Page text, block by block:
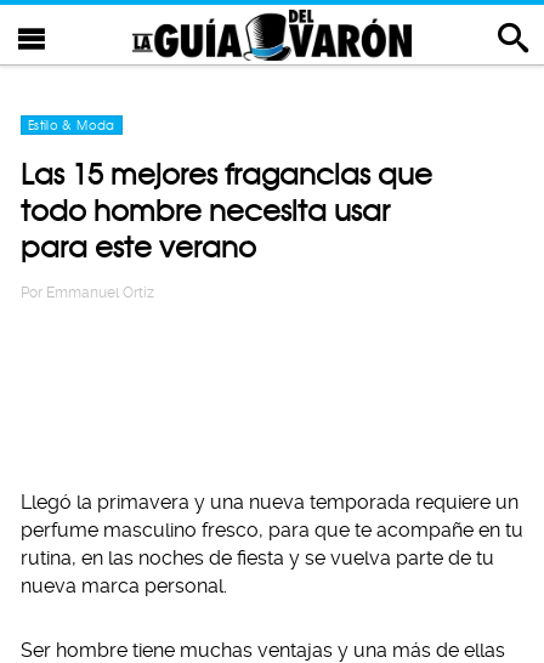
Estilo & Moda
Las 15 mejores fragancias que
todo hombre necesita usar
para este verano
Por Emmanuel Ortiz
Llegó la primavera y una nueva temporada requiere un
perfume masculino fresco, para que te acompañe en tu
rutina, en las noches de fiesta y se vuelva parte de tu
nueva marca personal.
Ser hombre tiene muchas ventajas y una más de ellas